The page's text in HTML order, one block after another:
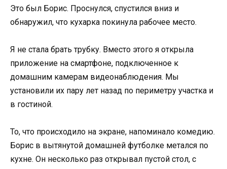
Это был Борис. Проснулся, спустился вниз и
обнаружил, что кухарка покинула рабочее место.
Я не стала брать трубку. Вместо этого я открыла
приложение на смартфоне, подключенное к
домашним камерам видеонаблюдения. Мы
установили их пару лет назад по периметру участка и
в гостиной.
То, что происходило на экране, напоминало комедию.
Борис в вытянутой домашней футболке метался по
кухне. Он несколько раз открывал пустой стол, с